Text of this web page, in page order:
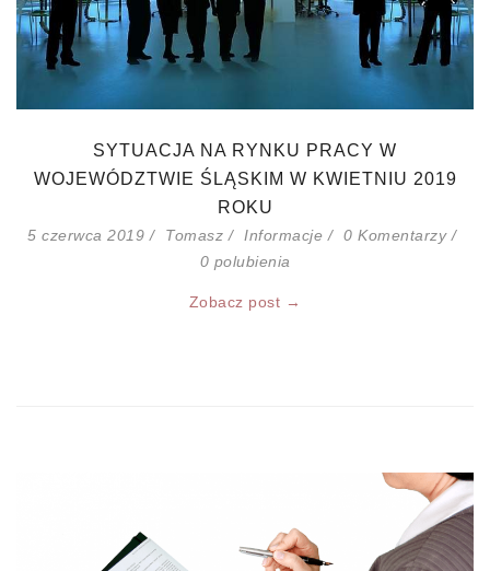
SYTUACJA NA RYNKU PRACY W
WOJEWÓDZTWIE ŚLĄSKIM W KWIETNIU 2019
ROKU
5 czerwca 2019 Tomasz Informacje
0 Komentarzy
0 polubienia
Zobacz post →